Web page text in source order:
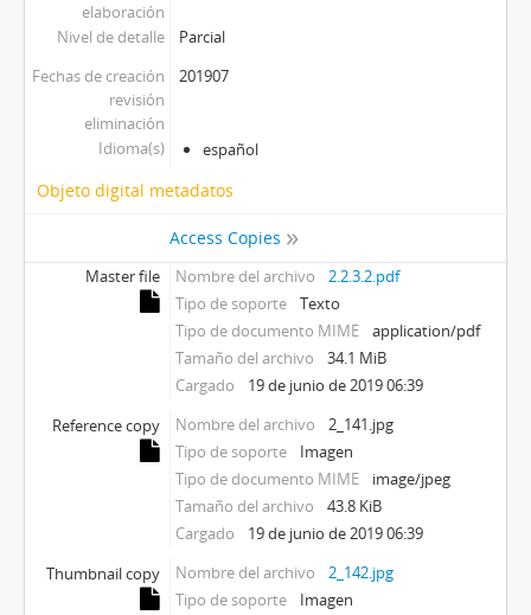
elaboración
Nivel de detalle
Parcial
Fechas de creación
revisión
eliminación
201907
Idioma(s) español
Objeto digital metadatos
Access Copies
Master file Nombre del archivo
2.2.3.2.pdf
Tipo de soporte
Texto
Tipo de documento MIME
application/pdf
Tamaño del archivo
34.1 MiB
Cargado
19 de junio de 2019 06:39
Reference copy
Nombre del archivo
2_141.jpg
Tipo de soporte
Imagen
Tipo de documento MIME
image/jpeg
Tamaño del archivo
43.8 KiB
Cargado
19 de junio de 2019 06:39
Thumbnail copy
Nombre del archivo
2_142.jpg
Tipo de soporte
Imagen